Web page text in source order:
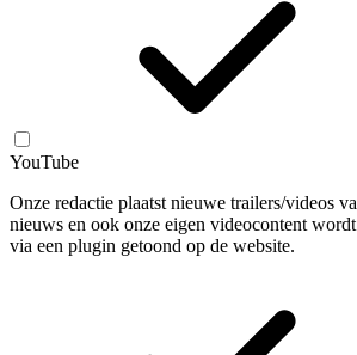
YouTube
Onze redactie plaatst nieuwe trailers/videos
nieuws en ook onze eigen videocontent
via een plugin getoond op de website.